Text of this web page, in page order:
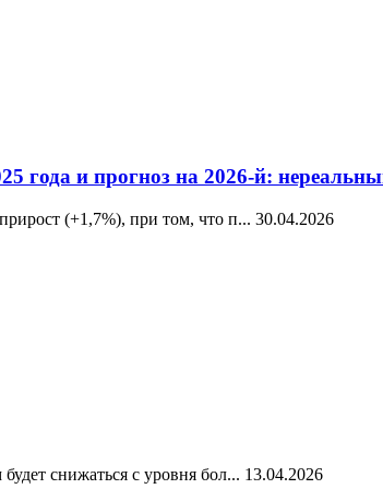
года и прогноз на 2026-й:
(+1,7%), при том, что п... 30.04.2026
снижаться с уровня бол... 13.04.2026